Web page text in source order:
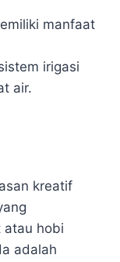
manfaat
irigasi
air.
kreatif
atau hobi
adalah